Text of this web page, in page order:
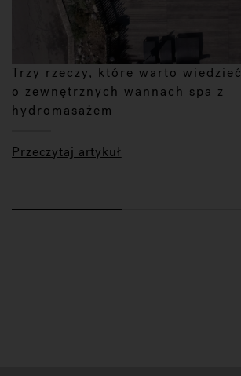
Trzy rzeczy, które warto wiedzieć
o zewnętrznych wannach spa z
hydromasażem
Przeczytaj artykuł